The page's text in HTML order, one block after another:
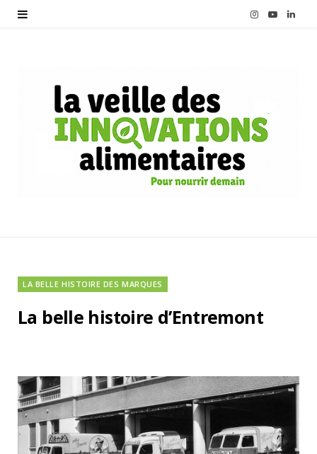
I
a
Y L
LA BELLE HISTOIRE DES MARQUES
La belle histoire d’Entremont